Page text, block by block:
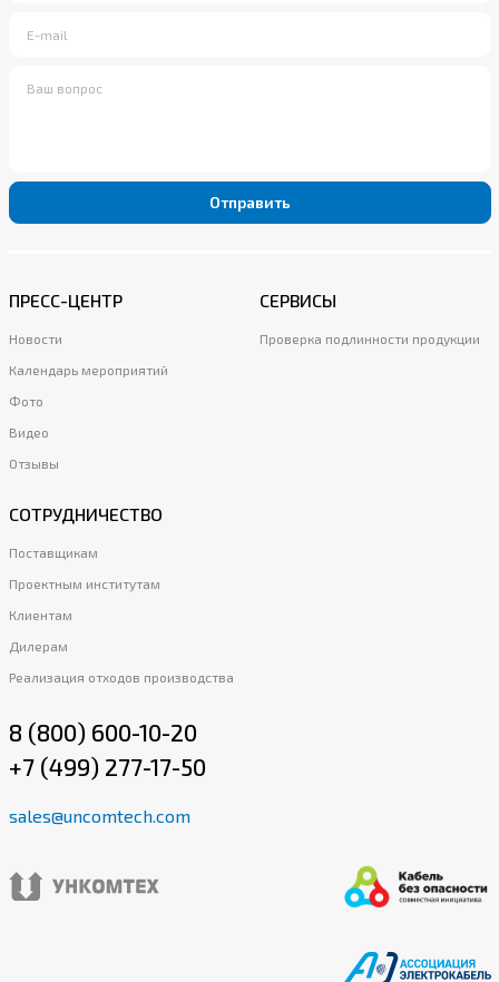
Отправить
ПРЕСС-ЦЕНТР
Новости
Календарь мероприятий
Фото
Видео
Отзывы
СЕРВИСЫ
Проверка подлинности продукции
СОТРУДНИЧЕСТВО
Поставщикам
Проектным институтам
Клиентам
Дилерам
Реализация отходов производства
8 (800) 600-10-20
+7 (499) 277-17-50
sales@uncomtech.com